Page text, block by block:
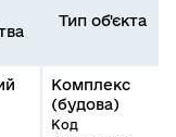
Тип об'єкта
Комплекс
(будова)
Код